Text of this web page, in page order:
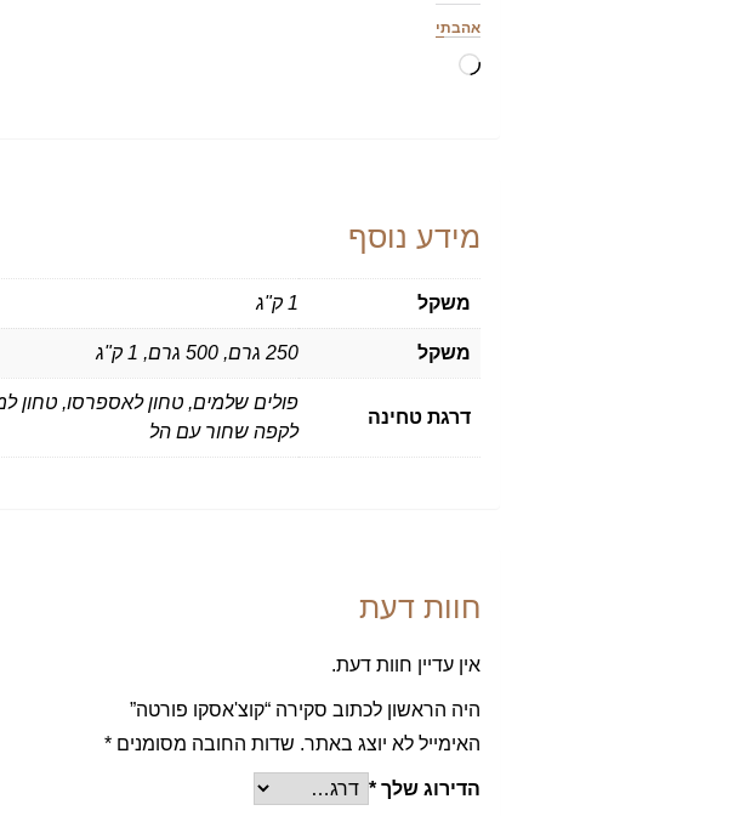
אהבתי
טוען...
מידע נוסף
משקל 1 ק"ג
משקל 250 גרם, 500 גרם, 1 ק"ג
דרגת טחינה
פולים שלמים, טחון לאספרסו, טחון
לקפה שחור עם הל
חוות דעת
אין עדיין חוות דעת.
היה הראשון לכתוב סקירה “קוצ'אסקו פורטה”
האימייל לא יוצג באתר. שדות החובה מסומנים *
הדירוג שלך *